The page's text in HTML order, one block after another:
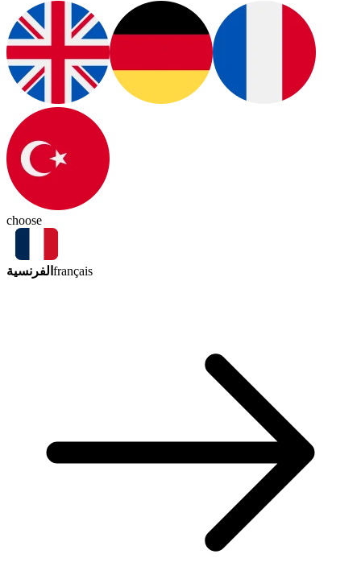
choose
الفرنسية français